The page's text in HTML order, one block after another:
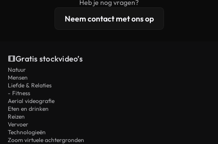
licentiebescherming omvat.
Heb je nog vragen?
Neem contact met ons op
Gratis stockvideo’s
Natuur
Mensen
Liefde & Relaties
- Fitness
Aerial videografie
Eten en drinken
Reizen
Vervoer
Technologieën
Zoom virtuele achtergronden